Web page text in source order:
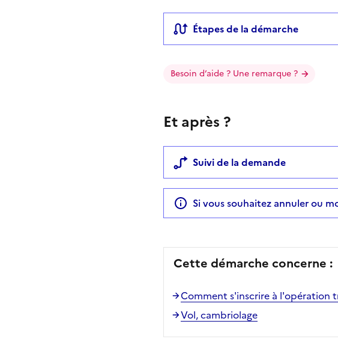
Étapes de la démarche
Besoin d’aide ? Une remarque ?
Et après ?
Suivi de la demande
Si vous souhaitez annuler ou
Cette démarche concerne :
Comment s'inscrire à l'opération
Vol, cambriolage